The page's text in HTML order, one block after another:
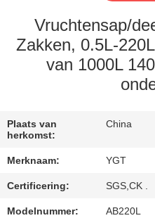
ONGEVEER
ONS
FABRIEKSREIS
ONS
Vruchtensap/
Zakken, 0.5L-
van 1000L
Plaats van
herkomst:
China
Merknaam: YGT
Certificering: SGS,CK .
Modelnummer: AB220L